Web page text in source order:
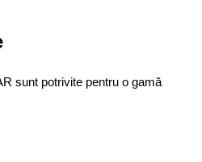
sunt potrivite pentru o gamă